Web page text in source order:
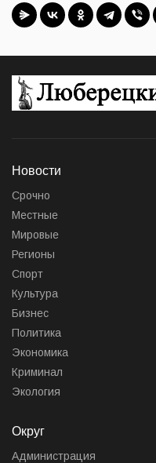
Новости
Срочно
Местные
Мировые
Регионы
Спорт
Культура
Бизнес
Политика
Экономика
Криминал
Экология
Округ
Администрация